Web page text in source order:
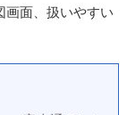
画面、扱いやすい